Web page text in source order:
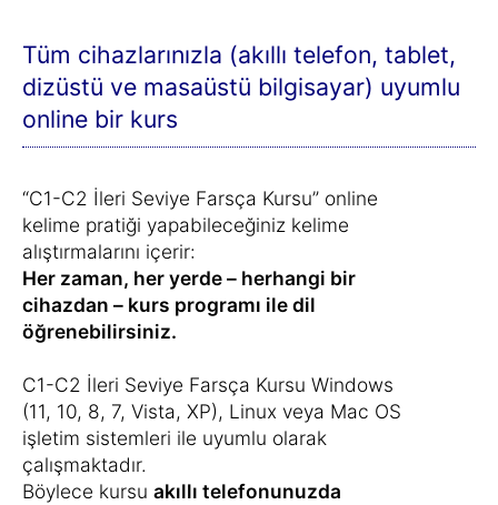
Tüm cihazlarınızla (akıllı telefon, tablet,
dizüstü ve masaüstü bilgisayar) uyumlu
online bir kurs
“C1-C2 İleri Seviye Farsça Kursu” online
kelime pratiği yapabileceğiniz kelime
alıştırmalarını içerir:
Her zaman, her yerde – herhangi bir
cihazdan – kurs programı ile dil
öğrenebilirsiniz.
C1-C2 İleri Seviye Farsça Kursu Windows
(11, 10, 8, 7, Vista, XP), Linux veya Mac OS
işletim sistemleri ile uyumlu olarak
çalışmaktadır.
Böylece kursu akıllı telefonunuzda